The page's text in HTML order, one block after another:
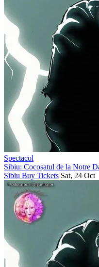
Spectacol
Sibiu: Cocoșatul de la Notre
Sibiu Buy Tickets Sat, 24 Oct